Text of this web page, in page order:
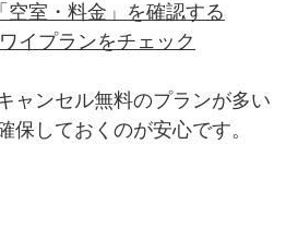
空室・料金」を確認する
イプランをチェック
ャンセル無料のプランが多い
保しておくのが安心です。